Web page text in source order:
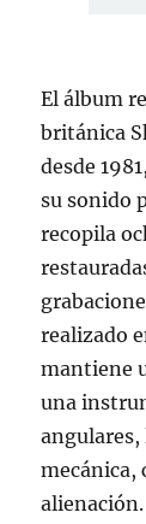
El álbum
británica
desde
su sonido
recopila
realizado
mantiene
una
angulares,
mecánica,